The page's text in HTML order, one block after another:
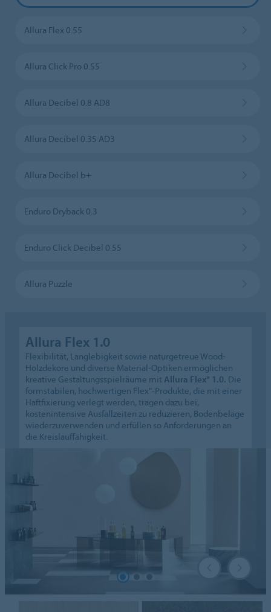
Allura Flex 0.55
Allura Click Pro 0.55
Allura Decibel 0.8 AD8
Allura Decibel 0.35 AD3
Allura Decibel b+
Enduro Dryback 0.3
Enduro Click Decibel 0.55
Allura Puzzle
Allura Flex 1.0
Flexibilität, Langlebigkeit sowie naturgetreue Wood-
Holzdekore und diverse Material-Optiken ermöglichen
kreative Gestaltungsspielräume mit Allura Flex" 1.0. Die
formstabilen, hochwertigen Flex"-Produkte, die mit einer
Haftfixierung verlegt werden, tragen dazu bei,
kostenintensive Ausfallzeiten zu reduzieren, Bodenbeläge
wiederzuverwenden und erfüllen so Anforderungen an
die Kreislauffähigkeit.